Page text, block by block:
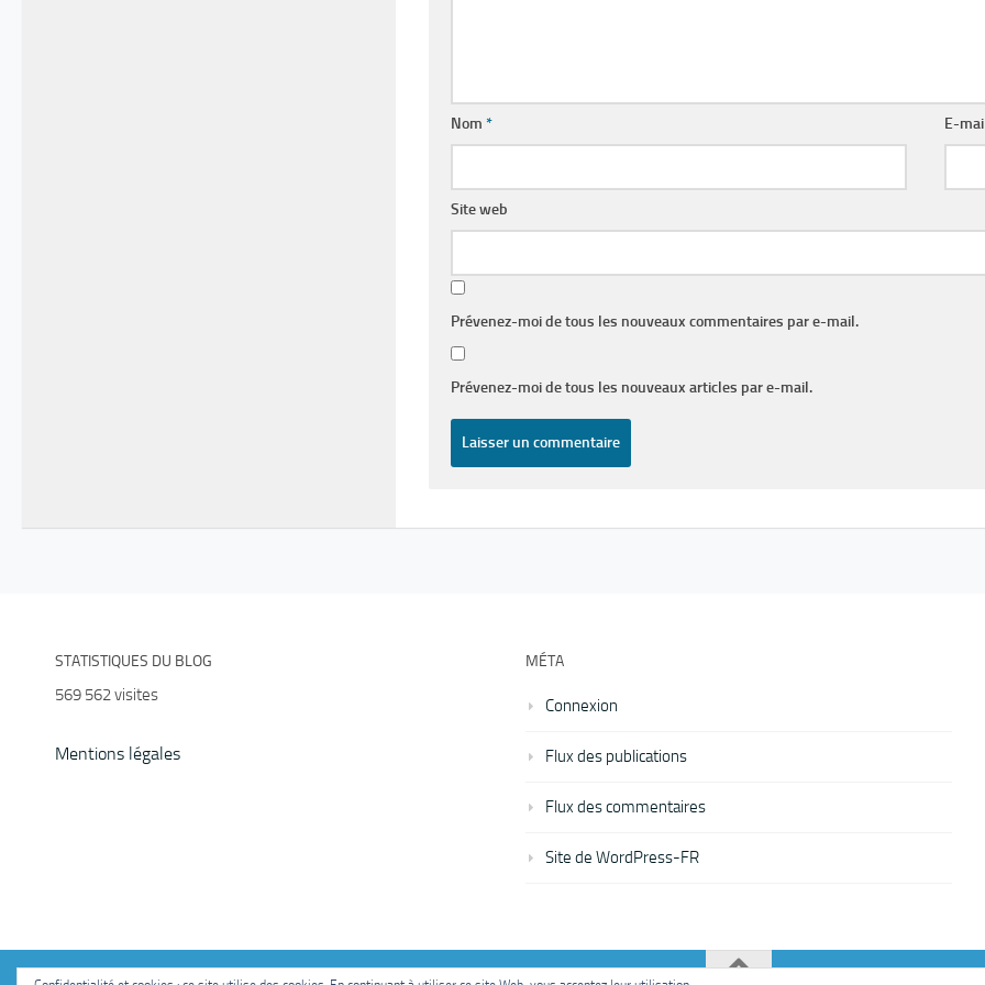
Nom * E-
Site web
Prévenez-moi de tous les nouveaux commentaires par e-mail.
Prévenez-moi de tous les nouveaux articles par e-mail.
STATISTIQUES DU BLOG
569 562 visites
Mentions légales
MÉTA
Connexion
Flux des publications
Flux des commentaires
Site de WordPress-FR